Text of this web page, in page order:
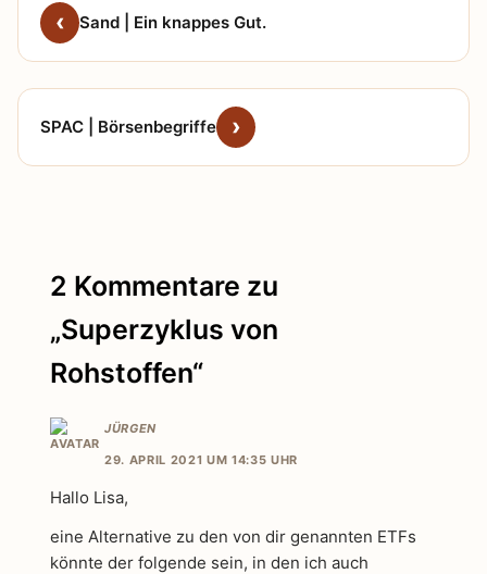
Sand | Ein knappes Gut.
SPAC | Börsenbegriffe
2 Kommentare zu
„Superzyklus von
Rohstoffen“
JÜRGEN
29. APRIL 2021 UM 14:35 UHR
Hallo Lisa,
eine Alternative zu den von dir genannten ETFs
könnte der folgende sein, in den ich auch